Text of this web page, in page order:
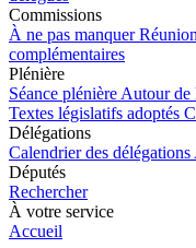
Commissions
À ne pas manquer
complémentaires
Plénière
Séance plénièreAutour de
Textes législatifs adoptés
Délégations
Calendrier des délégations
Députés
Rechercher
À votre service
Accueil